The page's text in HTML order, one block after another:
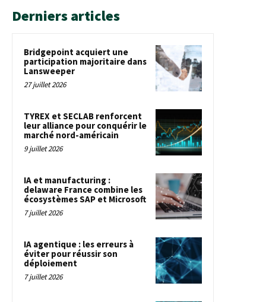
Derniers articles
Bridgepoint acquiert une
participation majoritaire dans
Lansweeper
27 juillet 2026
TYREX et SECLAB renforcent
leur alliance pour conquérir le
marché nord-américain
9 juillet 2026
IA et manufacturing :
delaware France combine les
écosystèmes SAP et Microsoft
7 juillet 2026
IA agentique : les erreurs à
éviter pour réussir son
déploiement
7 juillet 2026